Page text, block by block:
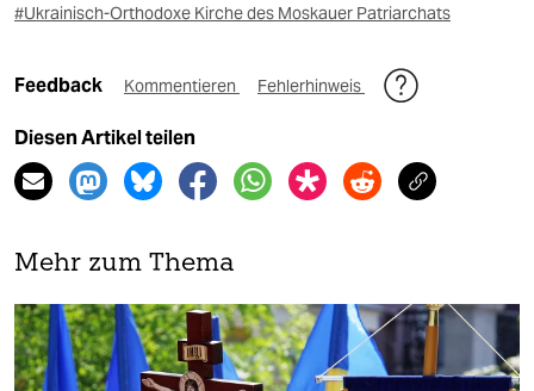
#Ukrainisch-Orthodoxe Kirche des Moskauer Patriarchats
Feedback Kommentieren Fehlerhinweis
Diesen Artikel teilen
Mehr zum Thema